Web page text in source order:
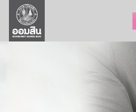
ลูกค้าธุรกิจ
ลูกค้าผู้ประกอบรายย่อย